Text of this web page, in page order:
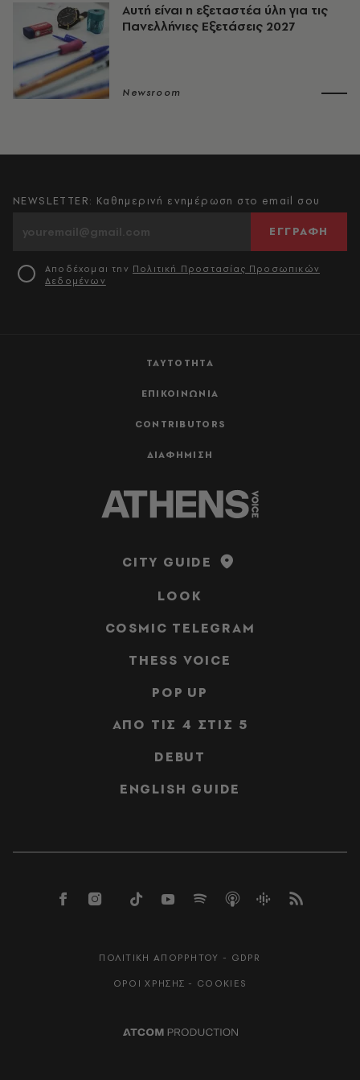
Αυτή είναι η εξεταστέα ύλη για τις
Πανελλήνιες Εξετάσεις 2027
Newsroom
ΤΑΥΤΟΤΗΤΑ
ΕΠΙΚΟΙΝΩΝΙΑ
CONTRIBUTORS
ΔΙΑΦΗΜΙΣΗ
NEWSLETTER: Καθημερινή ενημέρωση στο email σου
ΕΓΓΡΑΦΗ
Αποδέχομαι την Πολιτική Προστασίας Προσωπικών
Δεδομένων
CITY GUIDE
LOOK
COSMIC TELEGRAM
THESS VOICE
POP UP
ΑΠΟ ΤΙΣ 4 ΣΤΙΣ 5
DEBUT
ENGLISH GUIDE
ΠΟΛΙΤΙΚΗ ΑΠΟΡΡΗΤΟΥ - GDPR
ΟΡΟΙ ΧΡΗΣΗΣ - COOKIES